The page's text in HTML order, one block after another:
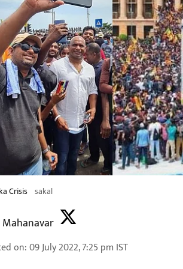
Crisis sakal
on:09 July 2022, 7:25 pm IST